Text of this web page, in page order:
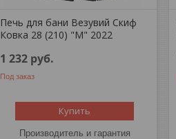
Печь для бани Везувий Скиф
Ковка 28 (210) "М" 2022
1 232 руб.
Под заказ
Купить
Производитель и гарантия